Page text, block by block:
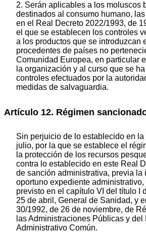
2. Serán aplicables a los moluscos
destinados al consumo humano,
en el Real Decreto 2022/1993, de
el que se establecen los controles
a los productos que se introduzcan
procedentes de países no
Comunidad Europea, en particular
la organización y al curso que se
controles efectuados por la
medidas de salvaguardia.
Artículo 12. Régimen
Sin perjuicio de lo establecido en
julio, por la que se establece el
la protección de los recursos
contra lo establecido en este Real
de sanción administrativa, previa la
oportuno expediente
previsto en el capítulo VI del título I
25 de abril, General de Sanidad, y
30/1992, de 26 de noviembre, de
las Administraciones Públicas y
Administrativo Común.